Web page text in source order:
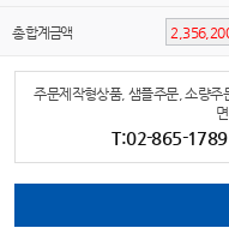
총 합계금액
주문제작형상품, 샘플주문, 소량주
T:02-865-1789